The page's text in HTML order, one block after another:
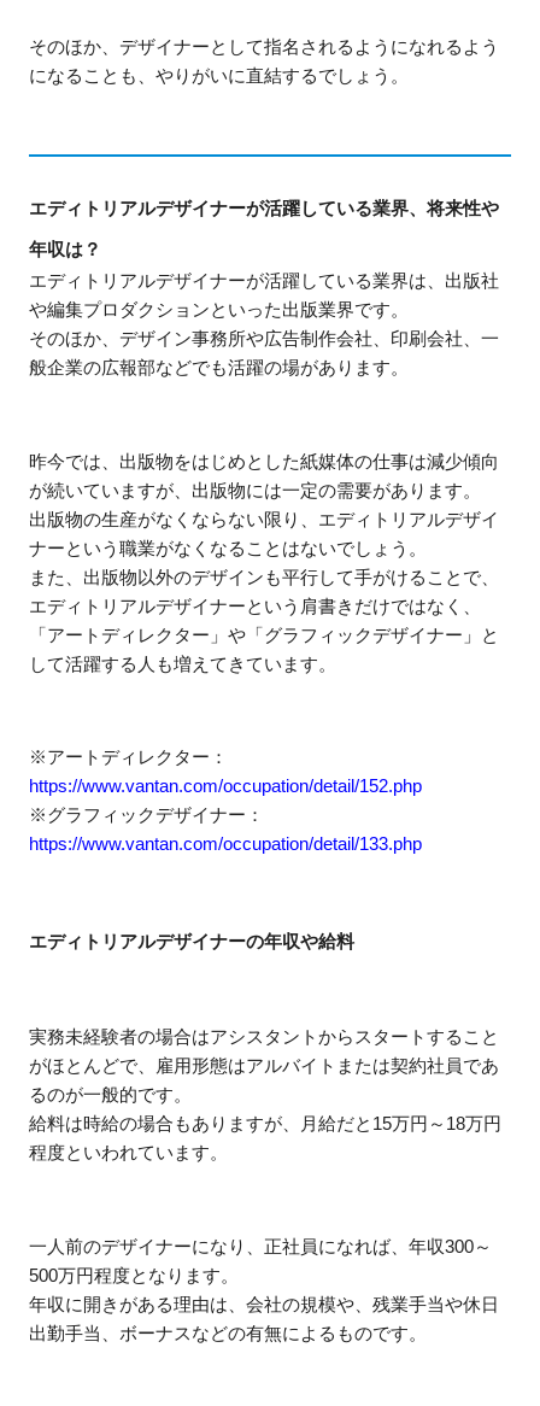
そのほか、デザイナーとして指名されるようになれるよう
になることも、やりがいに直結するでしょう。
エディトリアルデザイナーが活躍している業界、将来性や
年収は？
エディトリアルデザイナーが活躍している業界は、出版社
や編集プロダクションといった出版業界です。
そのほか、デザイン事務所や広告制作会社、印刷会社、一
般企業の広報部などでも活躍の場があります。
昨今では、出版物をはじめとした紙媒体の仕事は減少傾向
が続いていますが、出版物には一定の需要があります。
出版物の生産がなくならない限り、エディトリアルデザイ
ナーという職業がなくなることはないでしょう。
また、出版物以外のデザインも平行して手がけることで、
エディトリアルデザイナーという肩書きだけではなく、
「アートディレクター」や「グラフィックデザイナー」と
して活躍する人も増えてきています。
※アートディレクター：
https://www.vantan.com/occupation/detail/152.php
※グラフィックデザイナー：
https://www.vantan.com/occupation/detail/133.php
エディトリアルデザイナーの年収や給料
実務未経験者の場合はアシスタントからスタートすること
がほとんどで、雇用形態はアルバイトまたは契約社員であ
るのが一般的です。
給料は時給の場合もありますが、月給だと15万円～18万円
程度といわれています。
一人前のデザイナーになり、正社員になれば、年収300～
500万円程度となります。
年収に開きがある理由は、会社の規模や、残業手当や休日
出勤手当、ボーナスなどの有無によるものです。